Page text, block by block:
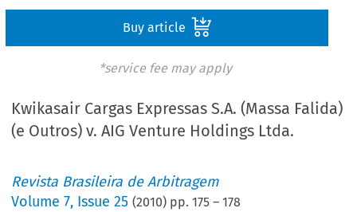
Buy article
*service fee may apply
Kwikasair Cargas Expressas S.A. (Massa Falida)
(e Outros) v. AIG Venture Holdings Ltda.
Revista Brasileira de Arbitragem
Volume7, Issue 25 (2010) pp.175 –178